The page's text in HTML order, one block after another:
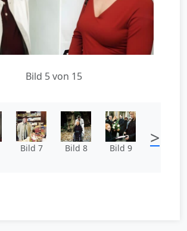
Bild 5 von 15
Bild 7 Bild 8 Bild 9 >